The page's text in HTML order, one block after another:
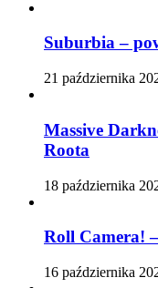
Suburbia –
21 października
Massive
Roota
18 października
Roll Camera!
16 października